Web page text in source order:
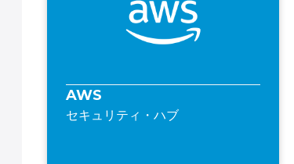
AWS
セキュリティ・ハブ